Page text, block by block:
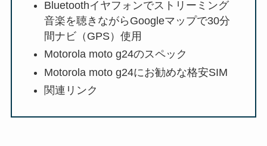
Bluetoothイヤフォンでストリーミング
音楽を聴きながらGoogleマップで30分
間ナビ（GPS）使用
Motorola moto g24のスペック
Motorola moto g24にお勧めな格安SIM
関連リンク